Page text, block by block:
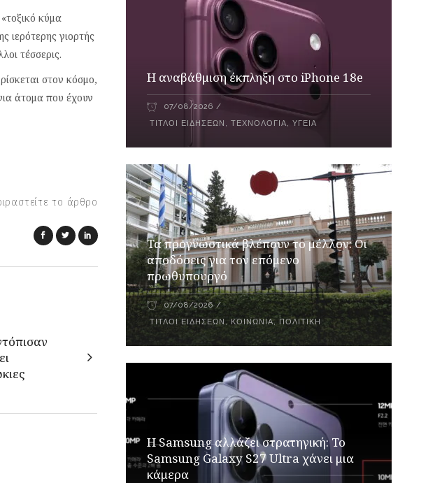
κύμα
ιερότερης γιορτής
τέσσερις.
στον κόσμο,
άτομα που έχουν
το άρθρο
Η αναβάθμιση έκπληξη στο iPhone 18e
07/08/2026
ΤΊΤΛΟΙ ΕΙΔΉΣΕΩΝ ,ΤΕΧΝΟΛΟΓΊΑ,ΥΓΕΊΑ
Τα προγνωστικά βλέπουν το μέλλον: Οι
αποδόσεις για τον επόμενο
πρωθυπουργό
07/08/2026
ΤΊΤΛΟΙ ΕΙΔΉΣΕΩΝ , ΚΟΙΝΩΝΊΑ, ΠΟΛΙΤΙΚΉ
Η Samsung αλλάζει στρατηγική: Το
Samsung Galaxy S27 Ultra χάνει μια
κάμερα